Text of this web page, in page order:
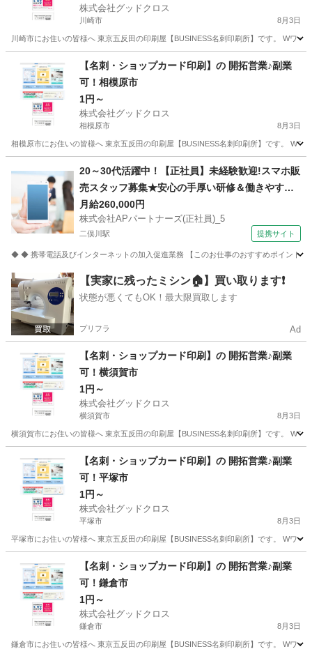
株式会社グッドクロス
川崎市 8月3日
川崎市にお住いの皆様へ 東京五反田の印刷屋【BUSINESS名刺印刷所】です。 Wワ
営業 スタッフ
【名刺・ショップカード印刷】の 開拓営業♪副業
可！相模原市
1円～
株式会社グッドクロス
相模原市 8月3日
相模原市にお住いの皆様へ 東京五反田の印刷屋【BUSINESS名刺印刷所】です。 W
営業 スタッフ
20～30代活躍中！【正社員】未経験歓迎!スマホ販
売スタッフ募集★安心の手厚い研修＆働きやすさ
抜群の環境です！ 株式会社APパートナーズ(正社
員)_5 携帯ショップ
月給260,000円
株式会社APパートナーズ(正社員)_5
二俣川駅 提携サイト
◆ ◆ 携帯電話及びインターネットの加入促進業務 【このお仕事のおすすめポイント
横浜市 二俣川駅 携帯ショップ
【実家に残ったミシン🏠】買い取ります❗️
状態が悪くてもOK！最大限買取します
プリフラ Ad
【名刺・ショップカード印刷】の 開拓営業♪副業
可！横須賀市
1円～
株式会社グッドクロス
横須賀市 8月3日
横須賀市にお住いの皆様へ 東京五反田の印刷屋【BUSINESS名刺印刷所】です。 W
横須賀市 営業 スタッフ
【名刺・ショップカード印刷】の 開拓営業♪副業
可！平塚市
1円～
株式会社グッドクロス
平塚市 8月3日
平塚市にお住いの皆様へ 東京五反田の印刷屋【BUSINESS名刺印刷所】です。 Wワ
営業 スタッフ
【名刺・ショップカード印刷】の 開拓営業♪副業
可！鎌倉市
1円～
株式会社グッドクロス
鎌倉市 8月3日
鎌倉市にお住いの皆様へ 東京五反田の印刷屋【BUSINESS名刺印刷所】です。 Wワ